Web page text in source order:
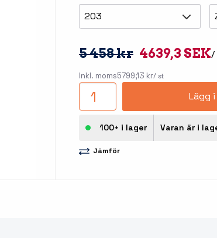
203
5 458 kr 4639,3 SEK/
Inkl. moms5799,13 kr/ st
Lägg
100+ i lager Varan är i
Jämför